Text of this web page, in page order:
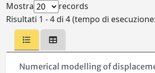
Mostra
records
Risultati 1 - 4 di 4 (tempo di
Numerical modelling of